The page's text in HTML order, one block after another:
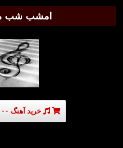
امشب شب
خرید آهنگ ۱۵۰۰۰ تومان